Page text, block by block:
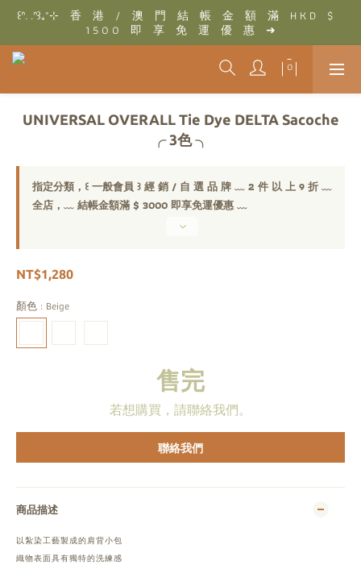
꒰ᐢ. .ᐢ꒱₊˚⊹　結　帳　金　額　滿　T W D　$　3 0 0 0　即　享
免　運　優　惠　➜
꒰ᐢ. .ᐢ꒱₊˚⊹　香　港　/　澳　門　結　帳　金　額　滿　H K D　$
1 5 0 0　即　享　免　運　優　惠　➜
꒰ᐢ. .ᐢ꒱₊˚⊹　結　帳　金　額　滿　T W D　$　3 0 0 0　即　享
免　運　優　惠　➜
UNIVERSAL OVERALL Tie Dye DELTA Sacoche
╭ 3色 ╮
指定分類，꒰ 一般會員 ꒱ 經 銷 / 自 選 品 牌 ﹏ 2 件 以 上 9 折 ﹏
全店，﹏ 結帳金額滿 $ 3000 即享免運優惠 ﹏
NT$1,280
顏色 : Beige
售完
若想購買，請聯絡我們。
聯絡我們
商品描述
以紮染工藝製成的肩背小包
織物表面具有獨特的洗練感